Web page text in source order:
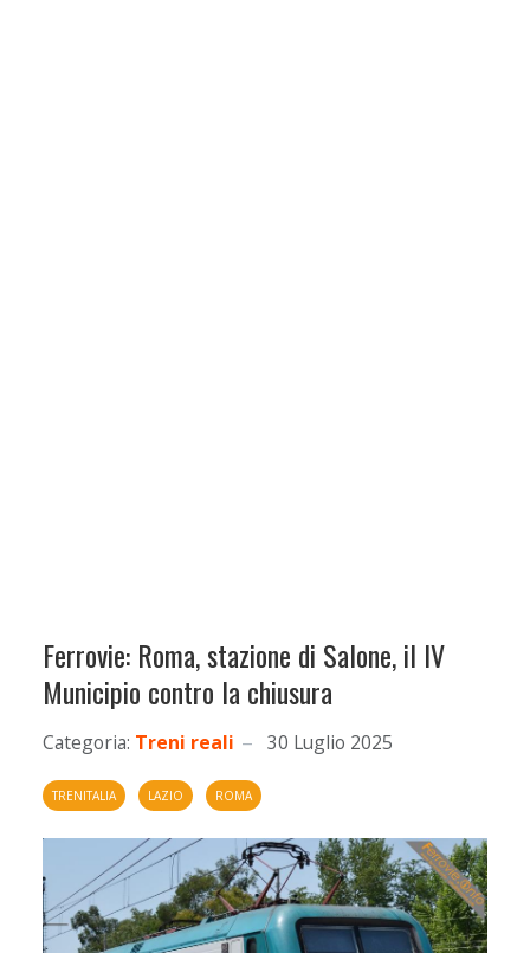
Ferrovie: Roma, stazione di Salone, il IV
Municipio contro la chiusura
Categoria: Treni reali 30 Luglio 2025
TRENITALIA LAZIO ROMA